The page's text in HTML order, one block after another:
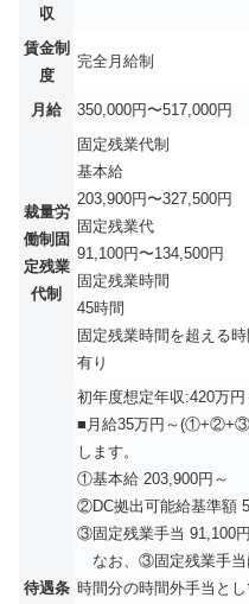
収
賃金制
度
完全月給制
月給 350,000円〜517,000円
裁量労
働制固
定残業
代制
固定残業代制
基本給
203,900円〜327,500円
固定残業代
91,100円〜134,500円
固定残業時間
45時間
固定残業時間を超える
有り
待遇条
初年度想定年収:420万円
■月給35万円～
します。
①基本給 203,900円～
②DC拠出可能給基準額
③固定残業手当 91,100
なお、③固定残業手当
時間分の時間外手当とし